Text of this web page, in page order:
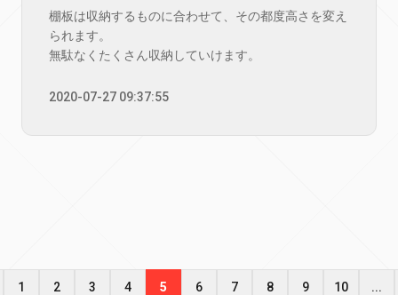
棚板は収納するものに合わせて、その都度高さを変え
られます。
無駄なくたくさん収納していけます。
2020-07-27 09:37:55
1 2 3 4 5 6 7 8 9 10 ...